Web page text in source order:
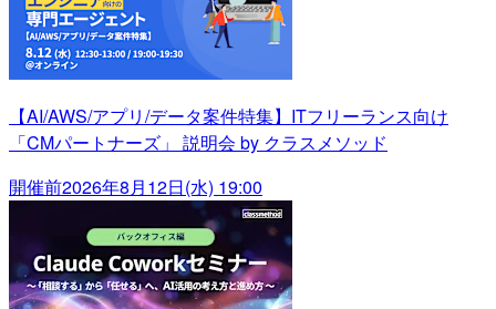
【AI/AWS/アプリ/データ案件特集】ITフリーランス向け
「CMパートナーズ」 説明会 by クラスメソッド
開催前2026年8月12日(水) 19:00